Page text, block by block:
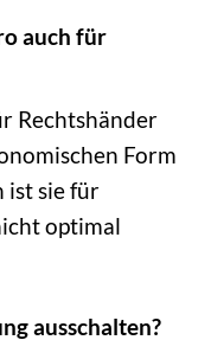
auch für
Rechtshänder
Form
ist sie für
optimal
ausschalten?